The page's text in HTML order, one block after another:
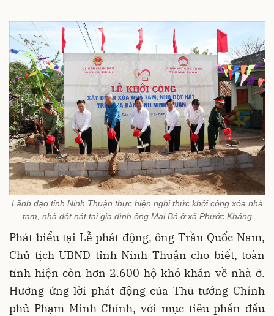
Lãnh đạo tỉnh Ninh Thuận thực hiện nghi thức khởi công xóa nhà
tạm, nhà dột nát tại gia đình ông Mai Bá ở xã Phước Kháng
Phát biểu tại Lễ phát động, ông Trần Quốc Nam,
Chủ tịch UBND tỉnh Ninh Thuận cho biết, toàn
tỉnh hiện còn hơn 2.600 hộ khó khăn về nhà ở.
Hưởng ứng lời phát động của Thủ tướng Chính
phủ Phạm Minh Chính, với mục tiêu phấn đấu